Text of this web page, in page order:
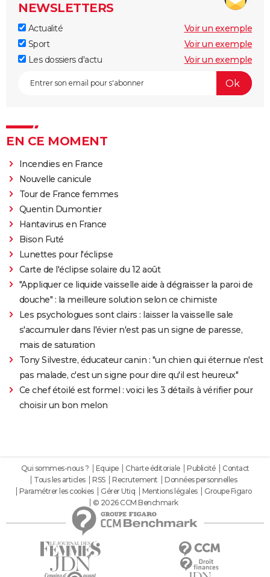
NEWSLETTERS
Actualité
Voir un exemple
Sport
Voir un exemple
Les dossiers d'actu
Voir un exemple
EN CE MOMENT
Incendies en France
Nouvelle canicule
Tour de France femmes
Quentin Dumontier
Hantavirus en France
Bison Futé
Lunettes pour l'éclipse
Carte de l'éclipse solaire du 12 août
"Appliquer ce liquide vaisselle aide à dégraisser la paroi de
douche" : la meilleure solution selon ce chimiste
Les psychologues sont clairs : laisser la vaisselle sale
s'accumuler dans l'évier n'est pas un signe de paresse,
mais de saturation
Tony Silvestre, éducateur canin : "un chien qui éternue n'est
pas malade, c'est un signe pour dire qu'il est heureux"
Ce chef étoilé est formel : voici les 3 détails à vérifier pour
choisir un bon melon
Qui sommes-nous ? Equipe Charte éditoriale Publicité
Contact
Tous les articles
RSS Recrutement
Données personnelles
Paramétrer les cookies
Gérer Utiq Mentions légales
Groupe Figaro
© 2026 CCM Benchmark